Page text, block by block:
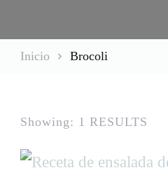
Inicio Brocoli
Showing: 1 RESULTS